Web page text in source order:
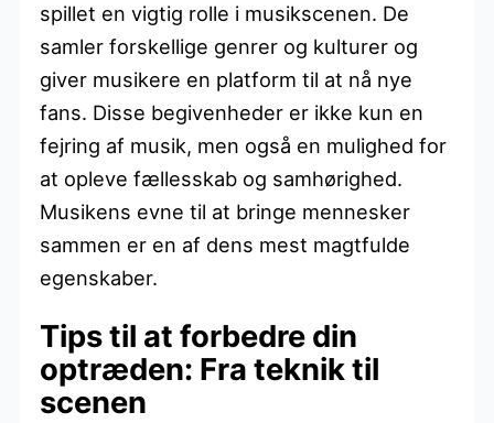
spillet en vigtig rolle i musikscenen. De
samler forskellige genrer og kulturer og
giver musikere en platform til at nå nye
fans. Disse begivenheder er ikke kun en
fejring af musik, men også en mulighed for
at opleve fællesskab og samhørighed.
Musikens evne til at bringe mennesker
sammen er en af dens mest magtfulde
egenskaber.
Tips til at forbedre din
optræden: Fra teknik til
scenen